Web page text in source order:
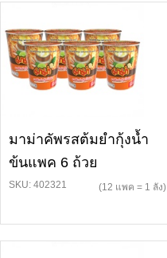
มาม่าคัพรสต้มยำกุ้งน้ำ
ข้นแพค 6 ถ้วย
SKU: 402321 (12 แพค = 1 ลัง)